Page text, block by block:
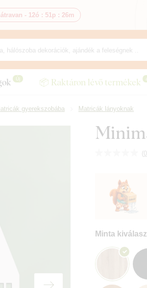
- 12ó : 51p : 25m
Új 📦 Raktáron lévő termékek
gyerekszobába Matricák lányoknak
(
Minta